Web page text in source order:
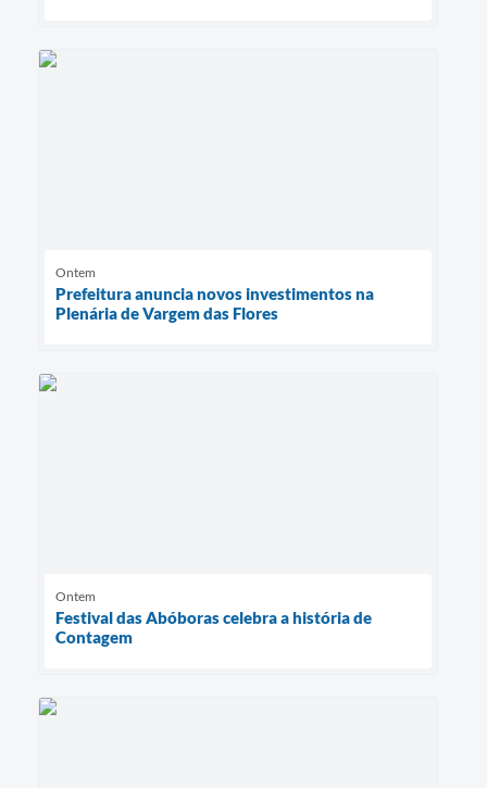
Ontem
Prefeitura anuncia novos investimentos na
Plenária de Vargem das Flores
Ontem
Festival das Abóboras celebra a história de
Contagem